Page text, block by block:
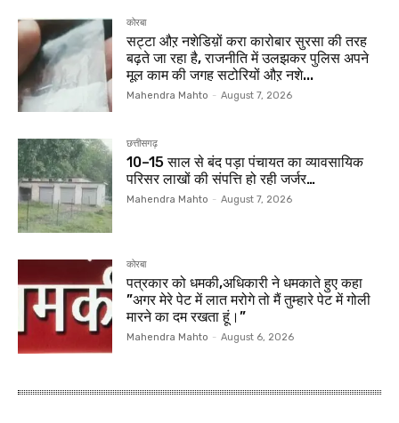
कोरबा
सट्टा औऱ नशेडिय़ों करा कारोबार सुरसा की तरह
बढ़ते जा रहा है, राजनीति में उलझकर पुलिस अपने
मूल काम की जगह सटोरियों औऱ नशे...
Mahendra Mahto - August 7, 2026
छत्तीसगढ़
10–15 साल से बंद पड़ा पंचायत का व्यावसायिक
परिसर लाखों की संपत्ति हो रही जर्जर…
Mahendra Mahto - August 7, 2026
कोरबा
पत्रकार को धमकी,अधिकारी ने धमकाते हुए कहा
”अगर मेरे पेट में लात मरोगे तो मैं तुम्हारे पेट में गोली
मारने का दम रखता हूं।”
Mahendra Mahto - August 6, 2026